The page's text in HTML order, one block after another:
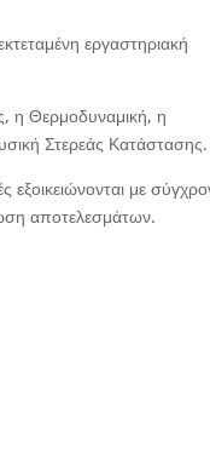
εργαστηριακή
η Θερμοδυναμική, η
Στερεάς Κατάστασης.
με
αποτελεσμάτων.